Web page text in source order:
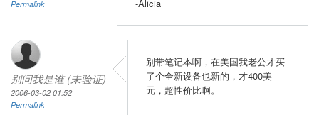
Permalink
-Alicia
别问我是谁 (未验证)
2006-03-02 01:52
Permalink
别带笔记本啊，在美国我老公才买
了个全新设备也新的，才400美
元，超性价比啊。